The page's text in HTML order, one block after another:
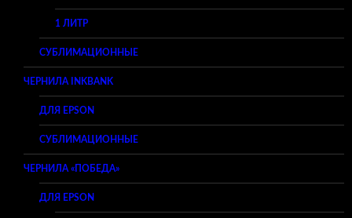
1 ЛИТР
СУБЛИМАЦИОННЫЕ
ЧЕРНИЛА INKBANK
ДЛЯ EPSON
СУБЛИМАЦИОННЫЕ
ЧЕРНИЛА «ПОБЕДА»
ДЛЯ EPSON